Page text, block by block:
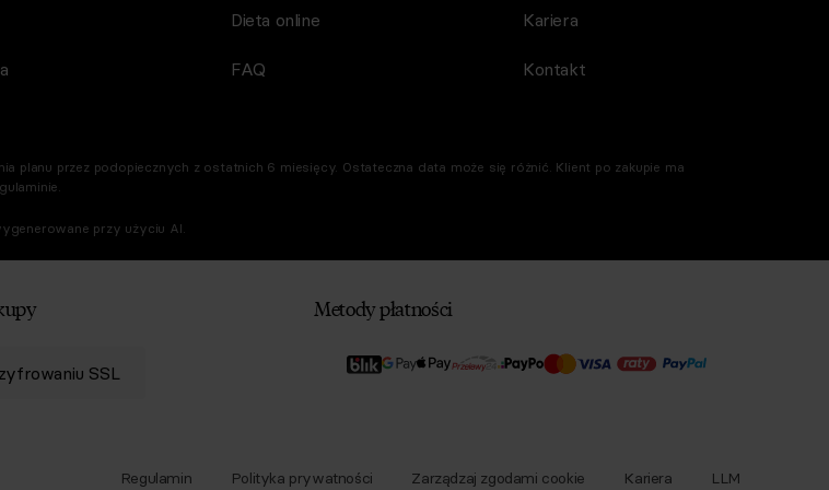
Dieta online
FAQ
Kariera
Kontakt
przez podopiecznych z ostatnich 6 miesięcy. Ostateczna data może się różnić. Klient po zakupie ma
przy użyciu AI.
SSL
Metody płatności
Regulamin Polityka prywatności Zarządzaj zgodami cookie Kariera LLM